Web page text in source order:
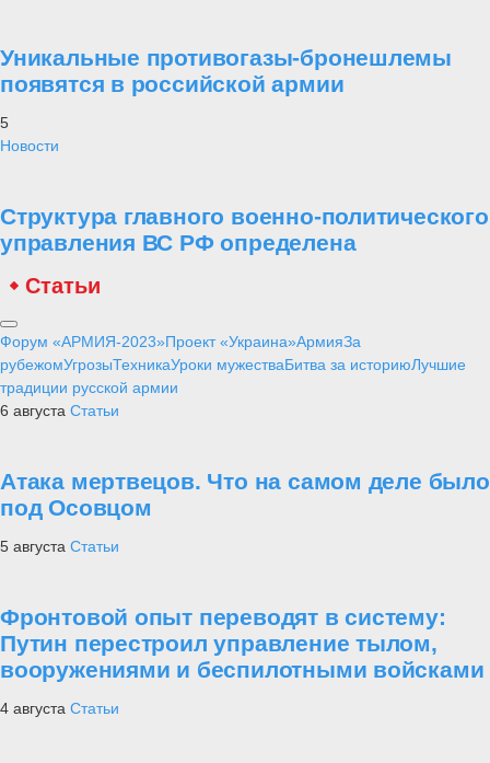
Уникальные противогазы-бронешлемы
появятся в российской армии
5
Новости
Структура главного военно-политического
управления ВС РФ определена
Статьи
Форум «АРМИЯ-2023»Проект «Украина»АрмияЗа
рубежомУгрозыТехникаУроки мужестваБитва за историюЛучшие
традиции русской армии
6 августа Статьи
Атака мертвецов. Что на самом деле было
под Осовцом
5 августа Статьи
Фронтовой опыт переводят в систему:
Путин перестроил управление тылом,
вооружениями и беспилотными войсками
4 августа Статьи